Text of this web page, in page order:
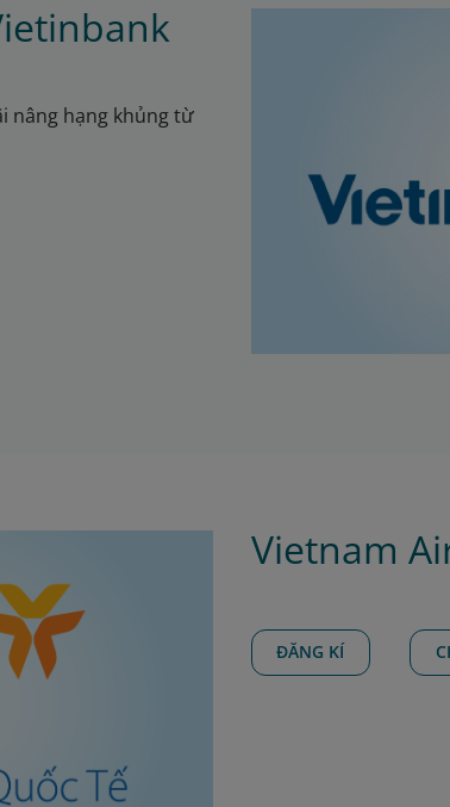
nâng hạng khủng từ
Vietnam
ĐĂNG KÍ